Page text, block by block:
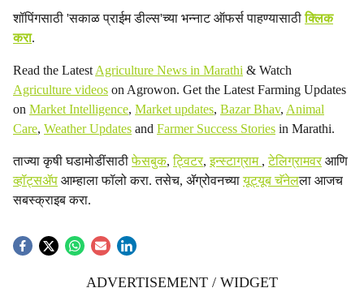
शॉपिंगसाठी 'सकाळ प्राईम डील्स'च्या भन्नाट ऑफर्स पाहण्यासाठीक्लिक
करा.
Read the Latest Agriculture News in Marathi & Watch
Agriculture videos on Agrowon. Get the Latest Farming Updates
on Market Intelligence, Market updates, Bazar Bhav, Animal
Care, Weather Updates and Farmer Success Stories in Marathi.
ताज्या कृषी घडामोडींसाठीफेसबुक,ट्विटर,इन्स्टाग्राम ,टेलिग्रामवरआणि
व्हॉट्सॲप आम्हाला फॉलो करा. तसेच, ॲग्रोवनच्यायूट्यूब चॅनेलला आजच
सबस्क्राइब करा.
ADVERTISEMENT / WIDGET